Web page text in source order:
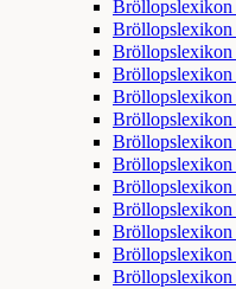
Bröllopslexikon
Bröllopslexikon
Bröllopslexikon
Bröllopslexikon
Bröllopslexikon
Bröllopslexikon
Bröllopslexikon
Bröllopslexikon